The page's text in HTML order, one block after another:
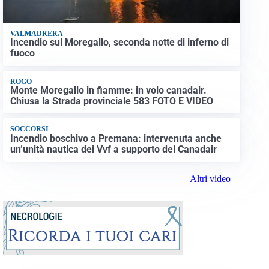
VALMADRERA
Incendio sul Moregallo, seconda notte di inferno di
fuoco
ROGO
Monte Moregallo in fiamme: in volo canadair.
Chiusa la Strada provinciale 583 FOTO E VIDEO
SOCCORSI
Incendio boschivo a Premana: intervenuta anche
un’unità nautica dei Vvf a supporto del Canadair
Altri video